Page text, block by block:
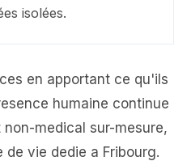
isolées.
en apportant ce qu'ils
humaine continue
medical sur-mesure,
de vie dedie a Fribourg.